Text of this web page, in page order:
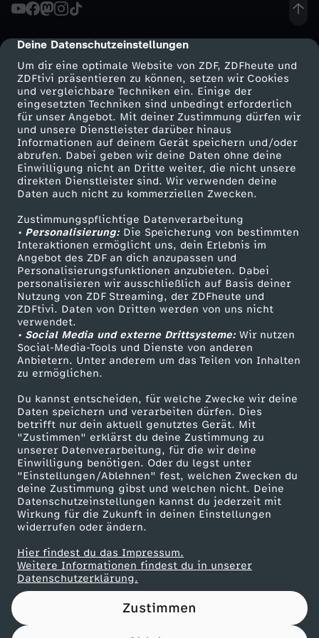
cmp-dialog-description
Deine Datenschutzeinstellungen
Um dir eine optimale Website von ZDF, ZDFheute und
ZDFtivi präsentieren zu können, setzen wir Cookies
und vergleichbare Techniken ein. Einige der
eingesetzten Techniken sind unbedingt erforderlich
für unser Angebot. Mit deiner Zustimmung dürfen wir
und unsere Dienstleister darüber hinaus
Informationen auf deinem Gerät speichern und/oder
abrufen. Dabei geben wir deine Daten ohne deine
Einwilligung nicht an Dritte weiter, die nicht unsere
direkten Dienstleister sind. Wir verwenden deine
Daten auch nicht zu kommerziellen Zwecken.
Zustimmungspflichtige Datenverarbeitung
• Personalisierung:Die Speicherung von bestimmten
Interaktionen ermöglicht uns, dein Erlebnis im
Angebot des ZDF an dich anzupassen und
Personalisierungsfunktionen anzubieten. Dabei
personalisieren wir ausschließlich auf Basis deiner
Nutzung von ZDF Streaming, der ZDFheute und
ZDFtivi. Daten von Dritten werden von uns nicht
verwendet.
• Social Media und externe Drittsysteme:Wir nutzen
Social-Media-Tools und Dienste von anderen
Anbietern. Unter anderem um das Teilen von Inhalten
zu ermöglichen.
Du kannst entscheiden, für welche Zwecke wir deine
Daten speichern und verarbeiten dürfen. Dies
betrifft nur dein aktuell genutztes Gerät. Mit
"Zustimmen" erklärst du deine Zustimmung zu
unserer Datenverarbeitung, für die wir deine
Einwilligung benötigen. Oder du legst unter
"Einstellungen/Ablehnen" fest, welchen Zwecken du
deine Zustimmung gibst und welchen nicht. Deine
Datenschutzeinstellungen kannst du jederzeit mit
Wirkung für die Zukunft in deinen Einstellungen
widerrufen oder ändern.
Hier findest du das Impressum.
Weitere Informationen findest du in unserer
Datenschutzerklärung.
Zustimmen
Wechseln zu: ZDFheute
r
e
U
S
A
–
L
a
n
d
d
e
r
E
x
t
r
e
m
g
e
d
e
r
U
S
A
t
e
M
a
l
…
U
S
A
!
e
m
Mehr ZDF
ZDF-Apps
Smart TV
ZDFtext
Livestreams
Sendungen A-Z
TV-Programm
Service
ZDFmitreden
Kontakt zum ZDF
Tickets
Zuschauerservice
Hilfe
ZDF Unternehmen
Karriere
ZDF goes Schule
Werbefernsehen
Mainzelmännchen
Partner